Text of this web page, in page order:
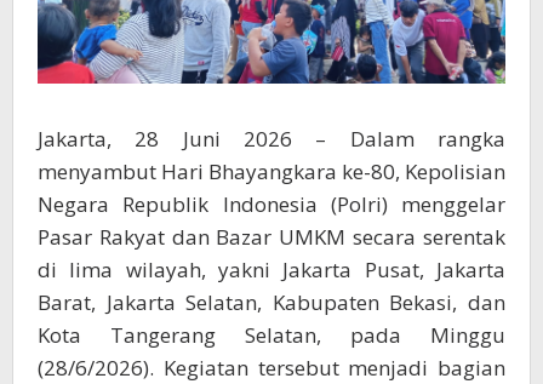
Jakarta, 28 Juni 2026 – Dalam rangka
menyambut Hari Bhayangkara ke-80, Kepolisian
Negara Republik Indonesia (Polri) menggelar
Pasar Rakyat dan Bazar UMKM secara serentak
di lima wilayah, yakni Jakarta Pusat, Jakarta
Barat, Jakarta Selatan, Kabupaten Bekasi, dan
Kota Tangerang Selatan, pada Minggu
(28/6/2026). Kegiatan tersebut menjadi bagian